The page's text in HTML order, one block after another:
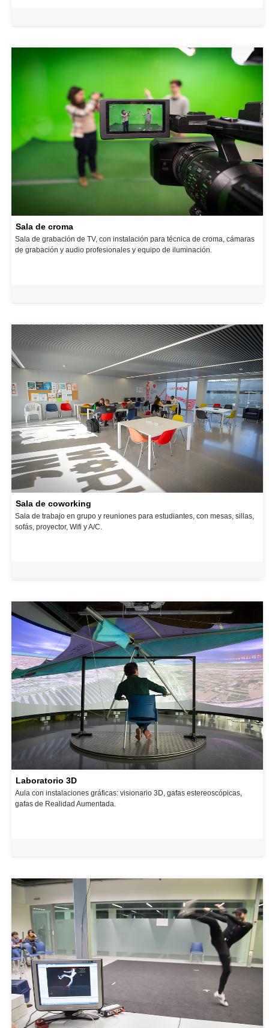
Sala de croma
Sala de grabación de TV, con instalación para técnica de croma, cámaras
de grabación y audio profesionales y equipo de iluminación.
Sala de coworking
Sala de trabajo en grupo y reuniones para estudiantes, con mesas, sillas,
sofás, proyector, Wifi y A/C.
Laboratorio 3D
Aula con instalaciones gráficas: visionario 3D, gafas estereoscópicas,
gafas de Realidad Aumentada.